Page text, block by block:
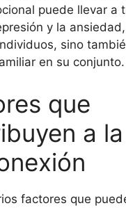
puede llevar a
y la
sino
en su conjunto.
que
a la
factores que